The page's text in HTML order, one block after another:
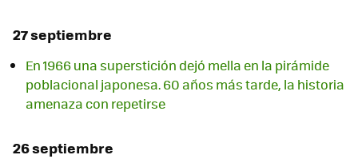
27 septiembre
En 1966 una superstición dejó mella en la pirámide
poblacional japonesa. 60 años más tarde, la historia
amenaza con repetirse
26 septiembre